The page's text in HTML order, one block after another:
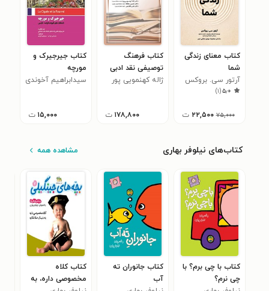
کتاب معنای زندگی
شما
آرتور سی. بروکس
۵٫۰(۱)
۷۵,۰۰۰ ۲۲,۵۰۰ ت
کتاب فرهنگ
توصیفی نقد ادبی
ژاله کهنمویی پور
۱۷۸,۸۰۰ ت
کتاب جیرجیرک و
مورچه
سیدابراهیم آخوندی
۱۵,۰۰۰ ت
کتاب‌های نیلوفر بهاری مشاهده همه
کتاب با چی برم؟ با
چی نرم؟
کتاب جانوران ته
آب
کتاب کلاه
مخصوصی داره، به